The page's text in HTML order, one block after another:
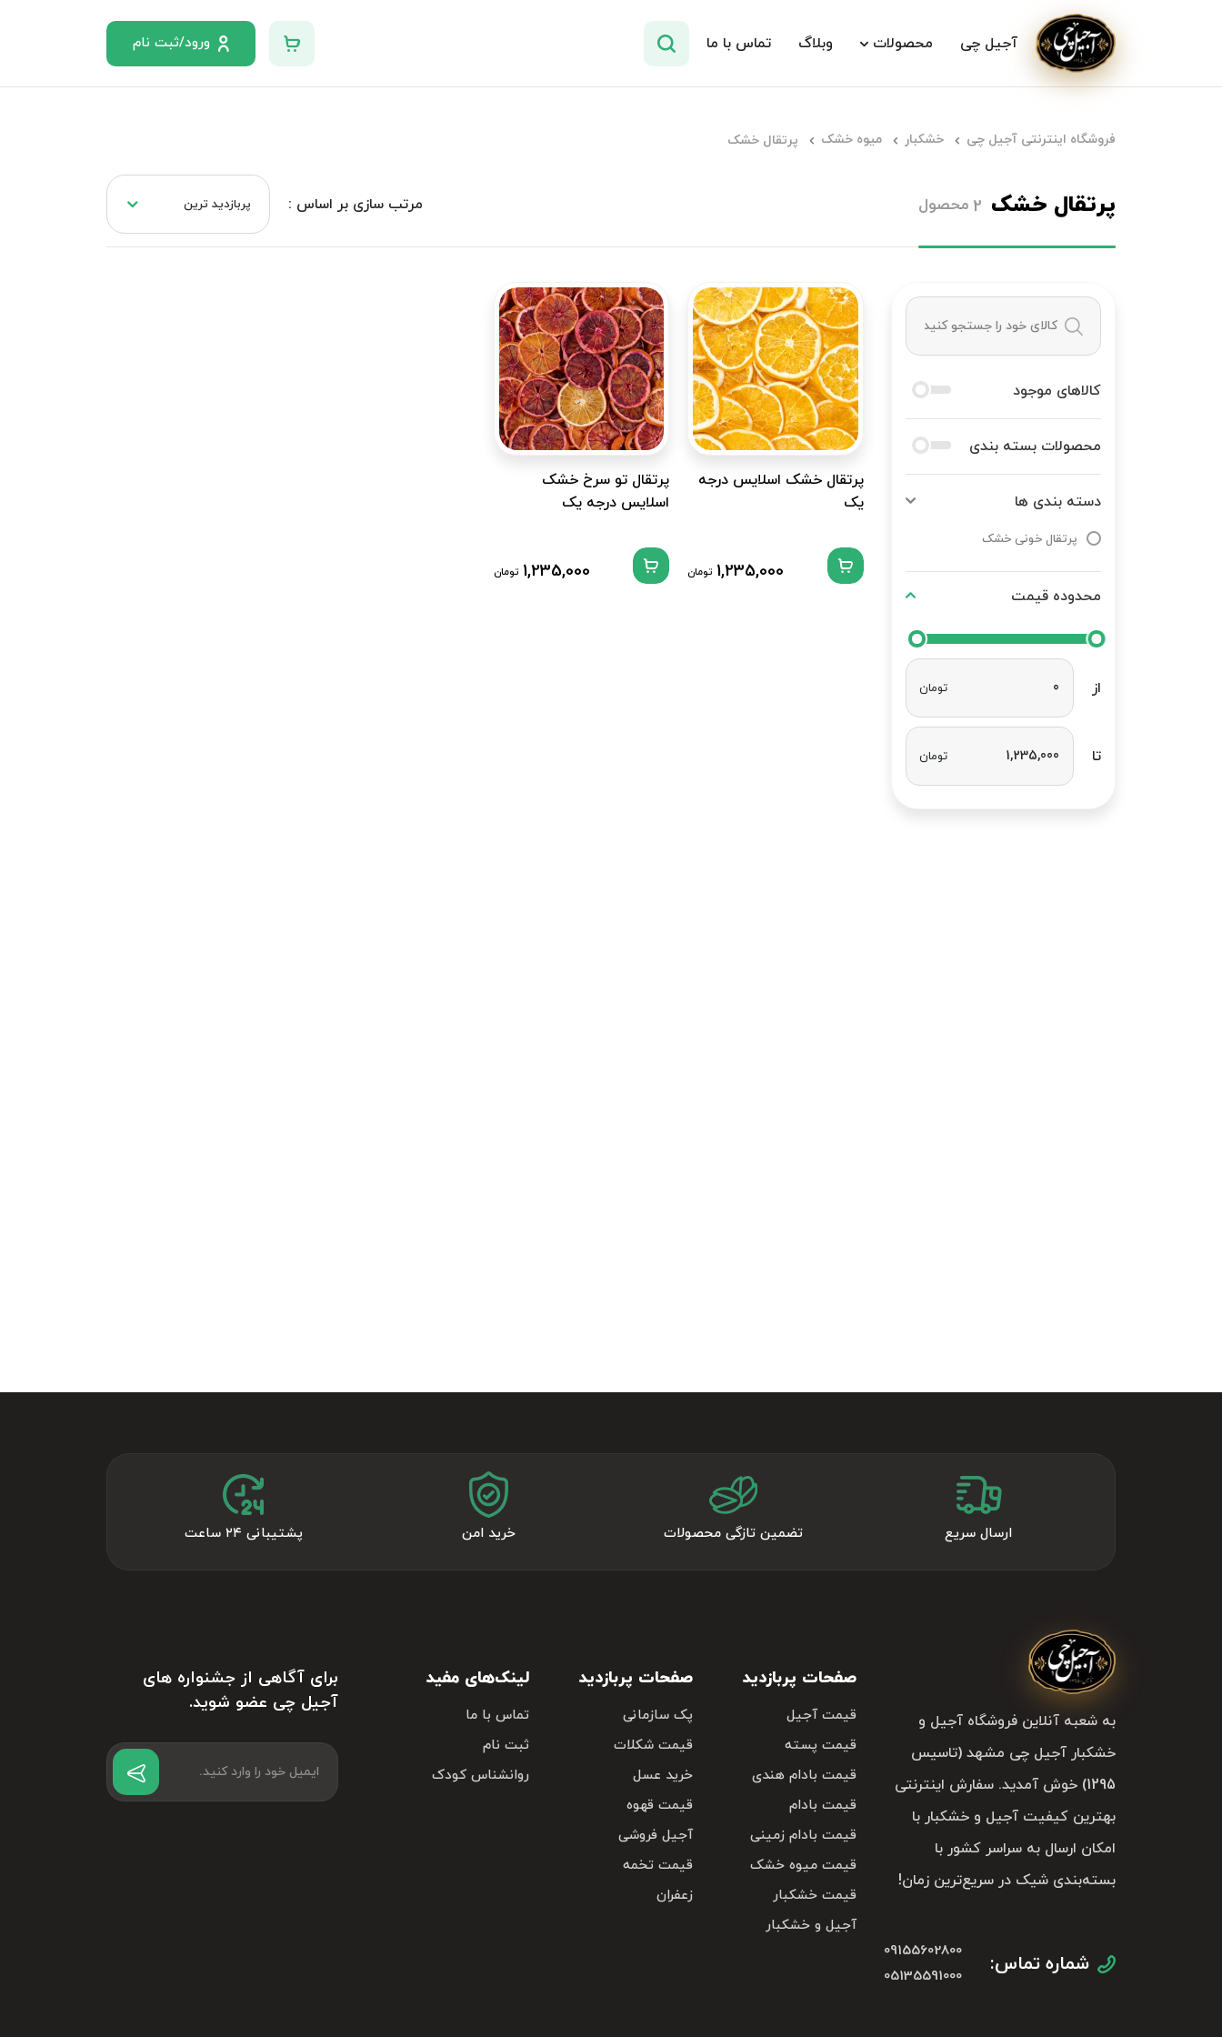
آجیل چی محصولات وبلاگ تماس با ما ورود/ثبت نام
فروشگاه اینترنتی آجیل چی خشکبار میوه خشک پرتقال خشک
پرتقال خشک 2 محصول مرتب سازی بر اساس :
کالاهای موجود
محصولات بسته بندی
دسته بندی ها
پرتقال خونی خشک
محدوده قیمت
از تومان
تا تومان
پرتقال خشک اسلایس درجه
یک
1,235,000 تومان
پرتقال تو سرخ خشک
اسلایس درجه یک
1,235,000 تومان
ارسال سریع تضمین تازگی محصولات خرید امن پشتیبانی ۲۴ ساعت
به شعبه آنلاین فروشگاه آجیل و
خشکبار آجیل چی مشهد (تاسیس
1295) خوش آمدید. سفارش اینترنتی
بهترین کیفیت آجیل و خشکبار با
امکان ارسال به سراسر کشور با
بسته‌بندی شیک در سریع‌ترین زمان!
شماره تماس:
09155602800
05135591000
صفحات پربازدید
قیمت آجیل
قیمت پسته
قیمت بادام هندی
قیمت بادام
قیمت بادام زمینی
قیمت میوه خشک
قیمت خشکبار
آجیل و خشکبار
صفحات پربازدید
پک سازمانی
قیمت شکلات
خرید عسل
قیمت قهوه
آجیل فروشی
قیمت تخمه
زعفران
لینک‌های مفید
تماس با ما
ثبت نام
روانشناس کودک
برای آگاهی از جشنواره های
آجیل چی عضو شوید.